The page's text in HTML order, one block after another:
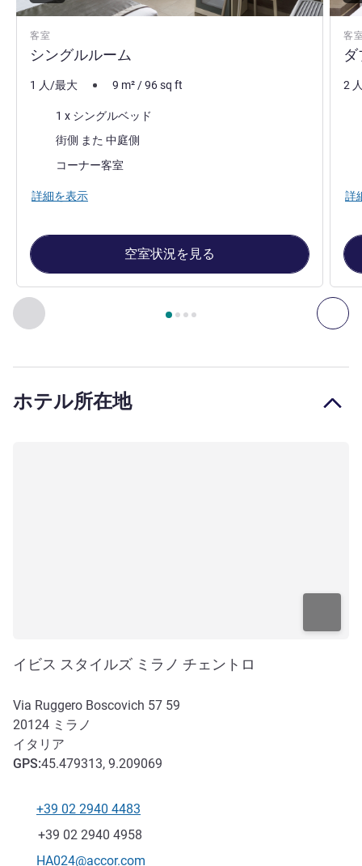
前に戻る - 客室 次
4ページ中 , 客室 1 : シングルルーム , 客室 2 : ダブ
客室
シングルルーム
1 人/最大 9 m²/96sq ft
1 x シングルベッド
ビュー:
街側 また 中庭側
ほとんどの宿泊施設:
コーナー客室
詳細を表示
空室状況を見る
客
2
詳
ホテル所在地
イビス スタイルズ ミラノ チェントロ
Via Ruggero Boscovich 57 59
20124 ミラノ
イタリア
GPS:45.479313, 9.209069
電話番号
+39 02 2940 4483
ファックス
+39 02 2940 4958
Eメール
HA024@accor.com